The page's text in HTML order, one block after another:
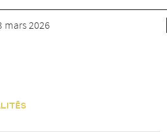
mars 2026